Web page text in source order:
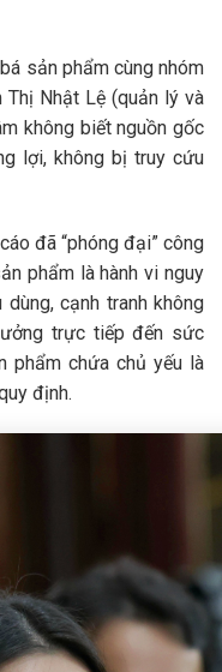
sản phẩm cùng nhóm
Thị Nhật Lệ (quản lý và
không biết nguồn gốc
lợi, không bị truy cứu
đã “phóng đại” công
phẩm là hành vi nguy
cạnh tranh không
trực tiếp đến sức
phẩm chứa chủ yếu là
định.